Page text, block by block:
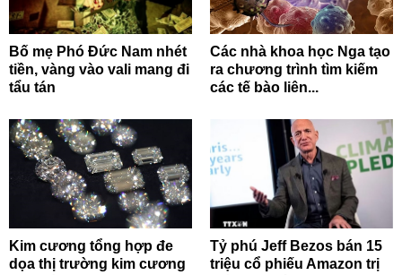
Bố mẹ Phó Đức Nam nhét
tiền, vàng vào vali mang đi
tẩu tán
Các nhà khoa học Nga tạo
ra chương trình tìm kiếm
các tế bào liên...
Kim cương tổng hợp đe
dọa thị trường kim cương
Tỷ phú Jeff Bezos bán 15
triệu cổ phiếu Amazon trị